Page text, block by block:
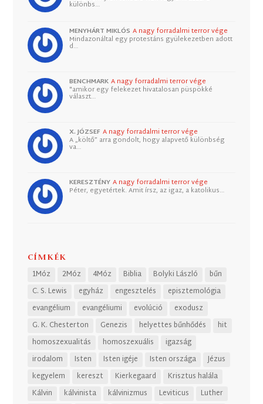
különbs…
MENYHÁRT MIKLÓS A nagy forradalmi terror vége
Mindazonáltal egy protestáns gyülekezetben adott
d…
BENCHMARK A nagy forradalmi terror vége
"amikor egy felekezet hivatalosan püspökké
választ…
X. JÓZSEF A nagy forradalmi terror vége
A „költő” arra gondolt, hogy alapvető különbség
va…
KERESZTÉNY A nagy forradalmi terror vége
Péter, egyetértek. Amit írsz, az igaz, a katolikus…
CÍMKÉK
1Móz 2Móz 4Móz Biblia Bolyki László
bűn
C. S. Lewis
egyház engesztelés
episztemológia
evangélium
evangéliumi evolúció
exodusz
G. K. Chesterton
Genezis helyettes bűnhődés
hit
homoszexualitás
homoszexuális
igazság
irodalom
Isten Isten igéje Isten országa
Jézus
kegyelem
kereszt Kierkegaard
Krisztus halála
Kálvin
kálvinista kálvinizmus Leviticus
Luther